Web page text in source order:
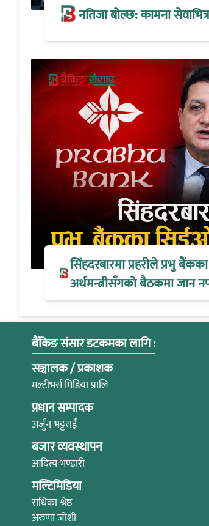
नतिजा बोल्छ: कामना
सिंहदरबारमा प्रहरीले प्रभु
अर्थमन्त्रीसँगको बैठकमा जान
बैंकिङ संसार डटकमका लागि :
सञ्चालक / प्रकाशक
मल्टीभर्स मिडिया प्रालि
प्रधान सम्पादक
अर्जुन भट्टराई
बजार व्यवस्थापन
आदित्य भण्डारी
मल्टिमिडिया
राधिका श्रेष्ठ
अरुणा जोशी